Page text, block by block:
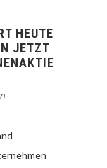
HEUTE
JETZT